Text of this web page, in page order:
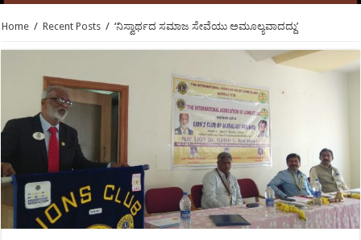
Home / Recent Posts / ‘ನಿಸ್ವಾರ್ಥದ ಸಮಾಜ ಸೇವೆಯು ಅಮೂಲ್ಯವಾದದ್ದು’